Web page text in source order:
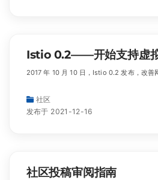
Istio 0.2——开始支持虚
2017 年 10 月 10 日，Istio 0.2 发布，改善
社区
发布于 2021-12-16
社区投稿审阅指南